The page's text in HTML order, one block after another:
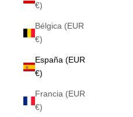
€)
Bélgica (EUR
€)
España (EUR
€)
Francia (EUR
€)